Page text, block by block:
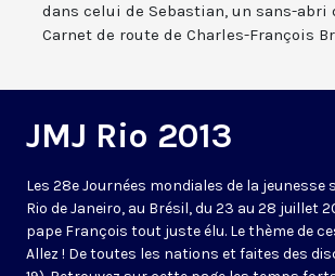
dans celui de Sebastian, un sans-abri
Carnet de route de Charles-François
JMJ Rio 2013
Les 28e Journées mondiales de la jeunesse
Rio de Janeiro, au Brésil, du 23 au 28 juillet
pape François tout juste élu. Le thème de
Allez ! De toutes les nations et faites des